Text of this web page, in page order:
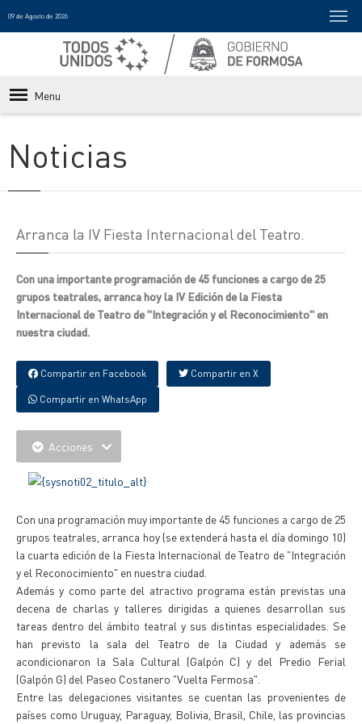
09 de Agosto de 2026
Menu
Noticias
Arranca la IV Fiesta Internacional del Teatro.
Con una importante programación de 45 funciones a cargo de 25
grupos teatrales, arranca hoy la IV Edición de la Fiesta
Internacional de Teatro de "Integración y el Reconocimiento" en
nuestra ciudad.
Compartir en Facebook Compartir en X
Compartir en WhatsApp
Acciones
Con una programación muy importante de 45 funciones a cargo de 25
grupos teatrales, arranca hoy (se extenderá hasta el día domingo 10)
la cuarta edición de la Fiesta Internacional de Teatro de "Integración
y el Reconocimiento" en nuestra ciudad.
Además y como parte del atractivo programa están previstas una
decena de charlas y talleres dirigidas a quienes desarrollan sus
tareas dentro del ámbito teatral y sus distintas especialidades. Se
han previsto la sala del Teatro de la Ciudad y además se
acondicionaron la Sala Cultural (Galpón C) y del Predio Ferial
(Galpón G) del Paseo Costanero "Vuelta Fermosa".
Entre las delegaciones visitantes se cuentan las provenientes de
países como Uruguay, Paraguay, Bolivia, Brasil, Chile, las provincias